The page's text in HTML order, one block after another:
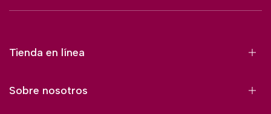
Tienda en línea
Sobre nosotros